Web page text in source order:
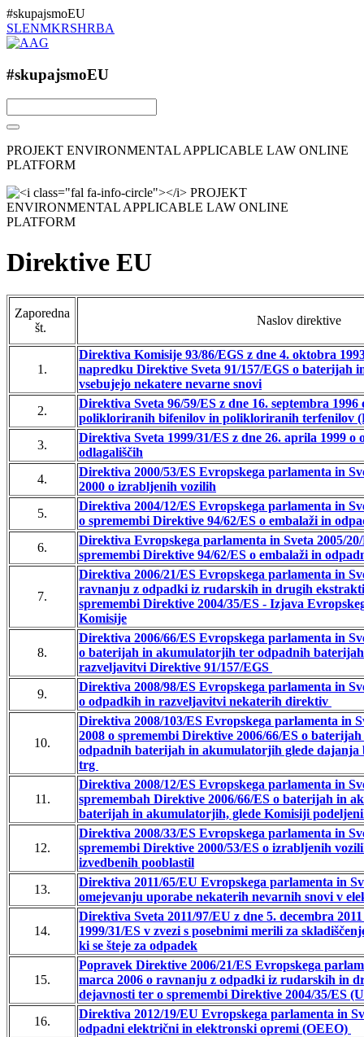
#skupajsmoEU
SLENMKRSHRBA
#skupajsmoEU
PROJEKT ENVIRONMENTAL APPLICABLE LAW ONLINE
PLATFORM
Direktive EU
Zaporedna
št.
Naslov direktive
1.
Direktiva Komisije 93/86/EGS z dne 4. oktobra
napredku Direktive Sveta 91/157/EGS o baterijah
vsebujejo nekatere nevarne snovi
2.
Direktiva Sveta 96/59/ES z dne 16. septembra
polikloriranih bifenilov in polikloriranih terfenilov
3.
Direktiva Sveta 1999/31/ES z dne 26. aprila 1999
odlagališčih
4.
Direktiva 2000/53/ES Evropskega parlamenta in
2000 o izrabljenih vozilih
5.
Direktiva 2004/12/ES Evropskega parlamenta in
o spremembi Direktive 94/62/ES o embalaži in
6.
Direktiva Evropskega parlamenta in Sveta 2005/
spremembi Direktive 94/62/ES o embalaži in
7.
Direktiva 2006/21/ES Evropskega parlamenta in
ravnanju z odpadki iz rudarskih in drugih
spremembi Direktive 2004/35/ES - Izjava
Komisije
8.
Direktiva 2006/66/ES Evropskega parlamenta in
o baterijah in akumulatorjih ter odpadnih
razveljavitvi Direktive 91/157/EGS
9.
Direktiva 2008/98/ES Evropskega parlamenta in
o odpadkih in razveljavitvi nekaterih direktiv
10.
Direktiva 2008/103/ES Evropskega parlamenta in
2008 o spremembi Direktive 2006/66/ES o
odpadnih baterijah in akumulatorjih glede
trg
11.
Direktiva 2008/12/ES Evropskega parlamenta in
spremembah Direktive 2006/66/ES o baterijah in
baterijah in akumulatorjih, glede Komisiji
12.
Direktiva 2008/33/ES Evropskega parlamenta in
spremembi Direktive 2000/53/ES o izrabljenih
izvedbenih pooblastil
13.
Direktiva 2011/65/EU Evropskega parlamenta in
omejevanju uporabe nekaterih nevarnih snovi v
14.
Direktiva Sveta 2011/97/EU z dne 5. decembra
1999/31/ES v zvezi s posebnimi merili za
ki se šteje za odpadek
15.
Popravek Direktive 2006/21/ES Evropskega
marca 2006 o ravnanju z odpadki iz rudarskih in
dejavnosti ter o spremembi Direktive 2004/35/ES
16.
Direktiva 2012/19/EU Evropskega parlamenta in
odpadni električni in elektronski opremi (OEEO)